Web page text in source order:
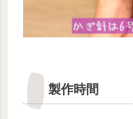
製作時間